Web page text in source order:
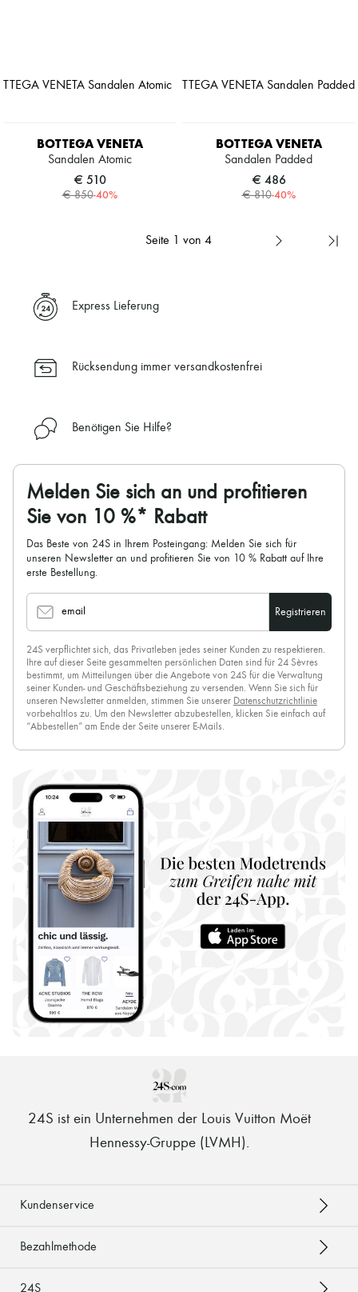
BOTTEGA VENETA
Sandalen Atomic
€ 510
€ 850-40%
BOTTEGA VENETA
Sandalen Padded
€ 486
€ 810-40%
Seite 1 von 4
Express Lieferung
Rücksendung immer versandkostenfrei
Benötigen Sie Hilfe?
Melden Sie sich an und profitieren
Sie von 10 %* Rabatt
Das Beste von 24S in Ihrem Posteingang: Melden Sie sich für
unseren Newsletter an und profitieren Sie von 10 % Rabatt auf Ihre
erste Bestellung.
email Registrieren
24S verpflichtet sich, das Privatleben jedes seiner Kunden zu respektieren.
Ihre auf dieser Seite gesammelten persönlichen Daten sind für 24 Sèvres
bestimmt, um Mitteilungen über die Angebote von 24S für die Verwaltung
seiner Kunden- und Geschäftsbeziehung zu versenden. Wenn Sie sich für
unseren Newsletter anmelden, stimmen Sie unserer Datenschutzrichtlinie
vorbehaltlos zu. Um den Newsletter abzubestellen, klicken Sie einfach auf
“Abbestellen” am Ende der Seite unserer E-Mails.
24S ist ein Unternehmen der Louis Vuitton Moët
Hennessy-Gruppe (LVMH).
Kundenservice
Bezahlmethode
24S